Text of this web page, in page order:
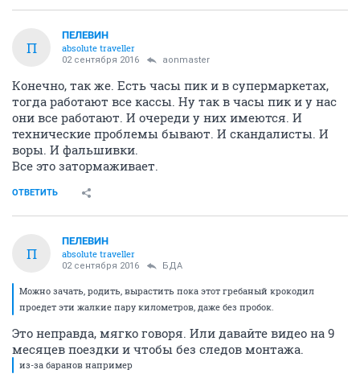
П
ПЕЛЕВИН
absolute traveller
02 сентября 2016 aonmaster
Конечно, так же. Есть часы пик и в супермаркетах,
тогда работают все кассы. Ну так в часы пик и у нас
они все работают. И очереди у них имеются. И
технические проблемы бывают. И скандалисты. И
воры. И фальшивки.
Все это затормаживает.
ОТВЕТИТЬ
П
ПЕЛЕВИН
absolute traveller
02 сентября 2016 БДА
Можно зачать, родить, вырастить пока этот гребаный крокодил
проедет эти жалкие пару километров, даже без пробок.
Это неправда, мягко говоря. Или давайте видео на 9
месяцев поездки и чтобы без следов монтажа.
из-за баранов например